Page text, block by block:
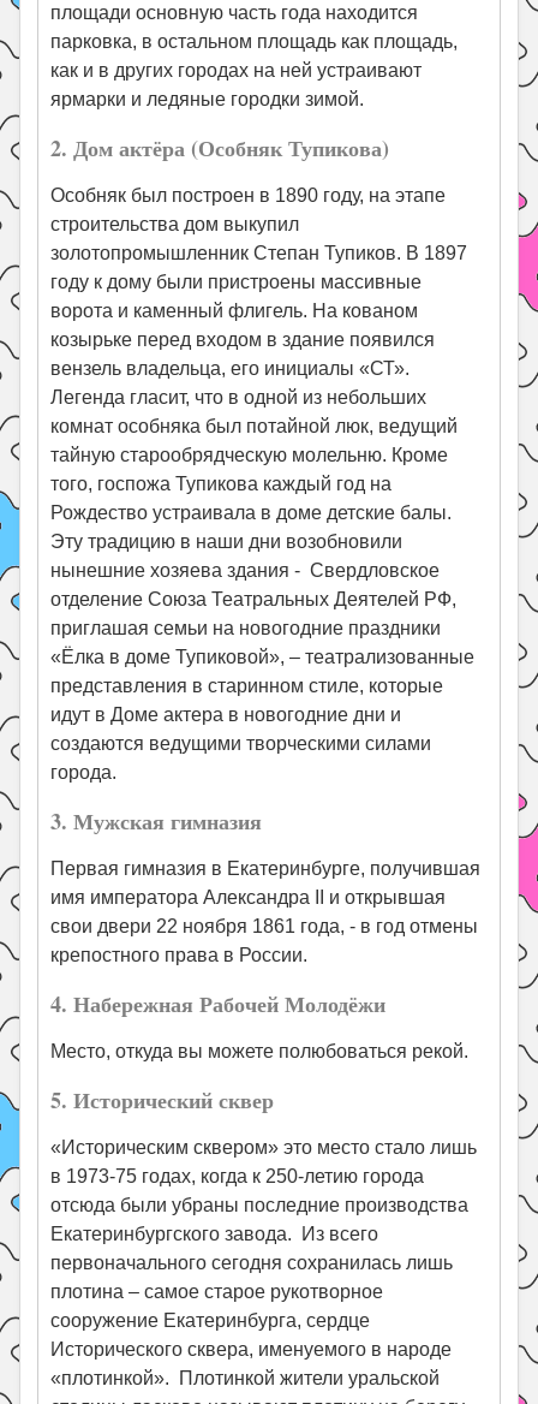
площади основную часть года находится
парковка, в остальном площадь как площадь,
как и в других городах на ней устраивают
ярмарки и ледяные городки зимой.
2. Дом актёра (Особняк Тупикова)
Особняк был построен в 1890 году, на этапе
строительства дом выкупил
золотопромышленник Степан Тупиков. В 1897
году к дому были пристроены массивные
ворота и каменный флигель. На кованом
козырьке перед входом в здание появился
вензель владельца, его инициалы «СТ».
Легенда гласит, что в одной из небольших
комнат особняка был потайной люк, ведущий
тайную старообрядческую молельню. Кроме
того, госпожа Тупикова каждый год на
Рождество устраивала в доме детские балы.
Эту традицию в наши дни возобновили
нынешние хозяева здания - Свердловское
отделение Союза Театральных Деятелей РФ,
приглашая семьи на новогодние праздники
«Ёлка в доме Тупиковой», – театрализованные
представления в старинном стиле, которые
идут в Доме актера в новогодние дни и
создаются ведущими творческими силами
города.
3. Мужская гимназия
Первая гимназия в Екатеринбурге, получившая
имя императора Александра II и открывшая
свои двери 22 ноября 1861 года, - в год отмены
крепостного права в России.
4. Набережная Рабочей Молодёжи
Место, откуда вы можете полюбоваться рекой.
5. Исторический сквер
«Историческим сквером» это место стало лишь
в 1973-75 годах, когда к 250-летию города
отсюда были убраны последние производства
Екатеринбургского завода. Из всего
первоначального сегодня сохранилась лишь
плотина – самое старое рукотворное
сооружение Екатеринбурга, сердце
Исторического сквера, именуемого в народе
«плотинкой». Плотинкой жители уральской